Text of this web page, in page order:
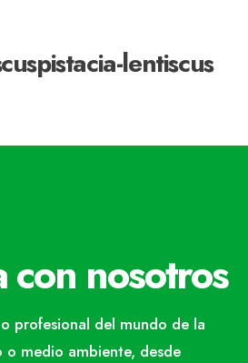
lentiscus
con nosotros
profesional del mundo de la
o medio ambiente, desde